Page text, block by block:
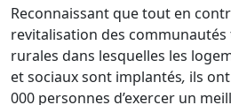
Reconnaissant que tout en
revitalisation des
rurales dans lesquelles les
et sociaux sont implantés, ils
000 personnes d’exercer un